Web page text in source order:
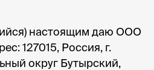
настоящим даю ООО
127015, Россия, г.
округ Бутырский,